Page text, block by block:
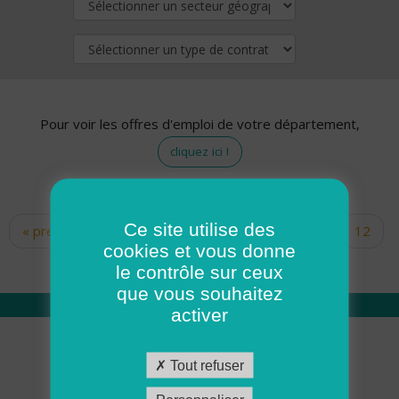
Pour voir les offres d'emploi de votre département,
cliquez ici !
Pages
« premier ‹ précédent … 10
12
14 15 16 17
Qui sommes nous
Académie ADMR
Ce site utilise des
cookies et vous donne
le contrôle sur ceux
que vous souhaitez
activer
Tout refuser